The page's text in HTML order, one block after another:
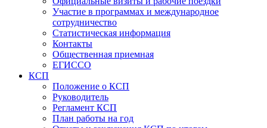
Участие в программах и международное
сотрудничество
Статистическая информация
Контакты
Общественная приемная
ЕГИССО
КСП
Положение о КСП
Руководитель
Регламент КСП
План работы на год